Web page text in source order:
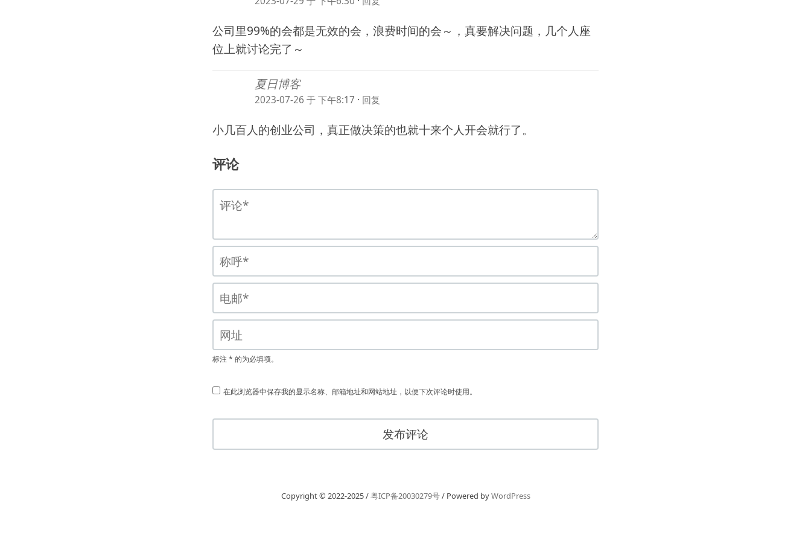
公司里99%的会都是无效的会，浪费时间的会～，真要解决问题，几个人座
位上就讨论完了～
夏日博客
2023-07-26 于 下午8:17 · 回复
小几百人的创业公司，真正做决策的也就十来个人开会就行了。
评论
标注 * 的为必填项。
在此浏览器中保存我的显示名称、邮箱地址和网站地址，以便下次评论时使用。
Copyright © 2022-2025 /粤ICP备20030279号/ Powered byWordPress